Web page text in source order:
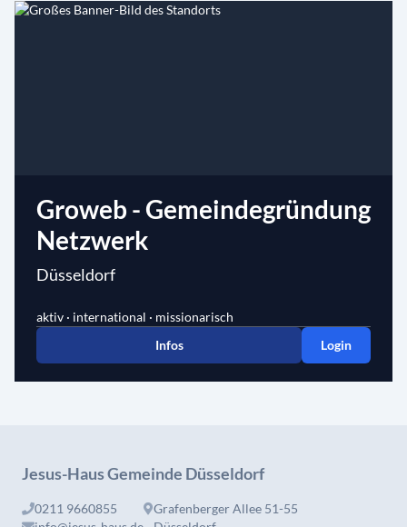
Groweb - Gemeindegründung
Netzwerk
Düsseldorf
aktiv · international · missionarisch
Infos
Login
Jesus-Haus Gemeinde Düsseldorf
0211 9660855
Grafenberger Allee 51-55